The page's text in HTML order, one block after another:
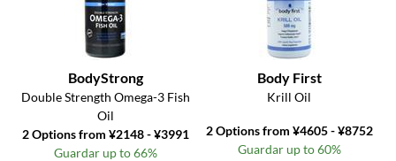
BodyStrong
Double Strength Omega-3 Fish
Oil
2 Options from ¥2148 - ¥3991
Guardar up to 66%
Body First
Krill Oil
2 Options from ¥4605 - ¥8752
Guardar up to 60%